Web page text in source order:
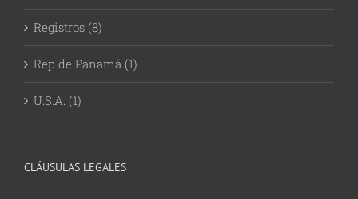
Registros (8)
Rep de Panamá (1)
U.S.A. (1)
CLÁUSULAS LEGALES